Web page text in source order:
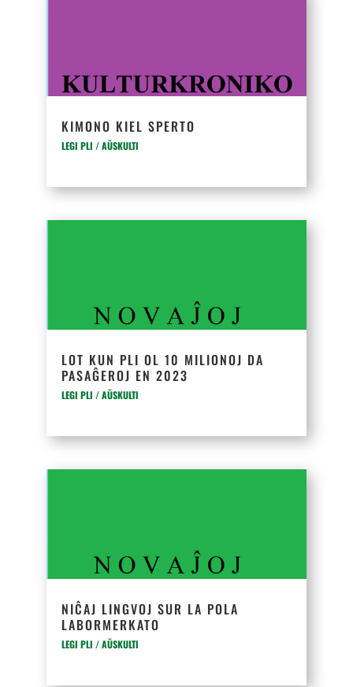
KIMONO KIEL SPERTO
LEGI PLI / AŬSKULTI
LOT KUN PLI OL 10 MILIONOJ DA
PASAĜEROJ EN 2023
LEGI PLI / AŬSKULTI
NIĈAJ LINGVOJ SUR LA POLA
LABORMERKATO
LEGI PLI / AŬSKULTI